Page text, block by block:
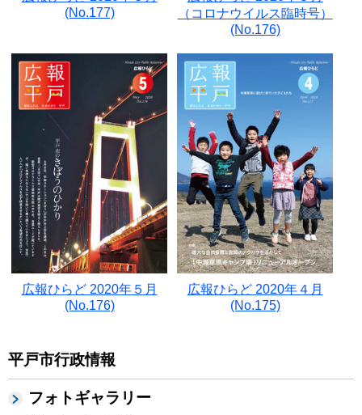
平戸市行政情報
フォトギャラリー
(No.177)
（コロナウイルス臨時号）
(No.176)
広報ひらど 2020年５月
(No.176)
広報ひらど 2020年４月
(No.175)